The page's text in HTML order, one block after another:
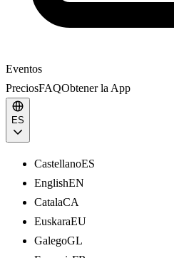
Eventos
PreciosFAQObtener la App
ES
CastellanoES
EnglishEN
CatalaCA
EuskaraEU
GalegoGL